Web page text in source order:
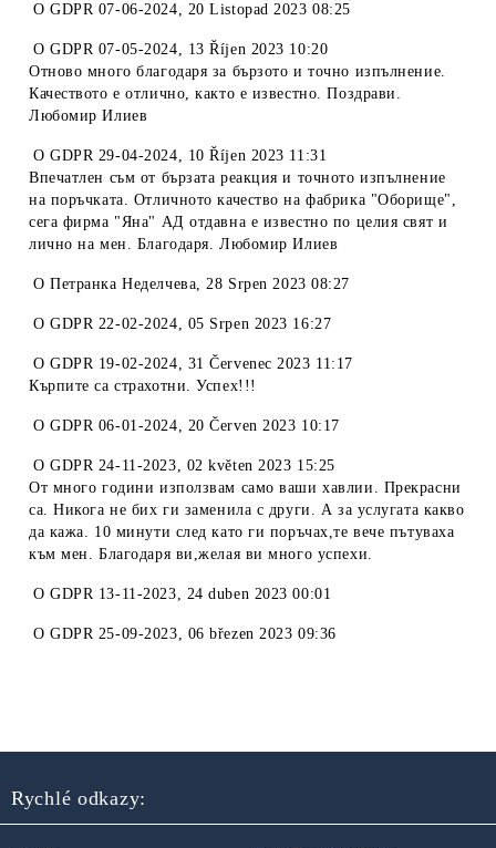
OGDPR 07-06-2024, 20 Listopad 2023 08:25
OGDPR 07-05-2024, 13 Říjen 2023 10:20
Отново много благодаря за бързото и точно изпълнение.
Качеството е отлично, както е известно. Поздрави.
Любомир Илиев
OGDPR 29-04-2024, 10 Říjen 2023 11:31
Впечатлен съм от бързата реакция и точното изпълнение
на поръчката. Отличното качество на фабрика "Оборище",
сега фирма "Яна" АД отдавна е известно по целия свят и
лично на мен. Благодаря. Любомир Илиев
OПетранка Неделчева,28 Srpen 2023 08:27
OGDPR 22-02-2024, 05 Srpen 2023 16:27
OGDPR 19-02-2024, 31 Červenec 2023 11:17
Кърпите са страхотни. Успех!!!
OGDPR 06-01-2024, 20 Červen 2023 10:17
OGDPR 24-11-2023, 02 květen 2023 15:25
От много години използвам само ваши хавлии. Прекрасни
са. Никога не бих ги заменила с други. А за услугата какво
да кажа. 10 минути след като ги поръчах,те вече пътуваха
към мен. Благодаря ви,желая ви много успехи.
OGDPR 13-11-2023, 24 duben 2023 00:01
OGDPR 25-09-2023, 06 březen 2023 09:36
Rychlé odkazy: